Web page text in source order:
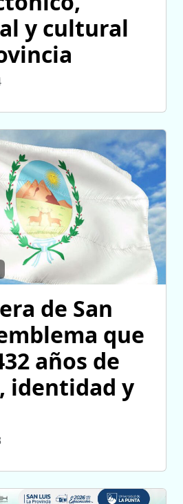
y cultural
de San
que
años de
identidad y